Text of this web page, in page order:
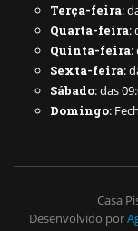
Terça-feira:
Quarta-feira:
Quinta-feira:
Sexta-feira:
Sábado: das
Domingo:
Casa
Desenvolvido por